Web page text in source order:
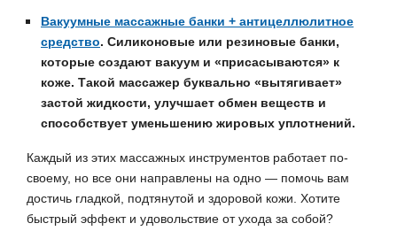
Вакуумные массажные банки + антицеллюлитное
средство. Силиконовые или резиновые банки,
которые создают вакуум и «присасываются» к
коже. Такой массажер буквально «вытягивает»
застой жидкости, улучшает обмен веществ и
способствует уменьшению жировых уплотнений.
Каждый из этих массажных инструментов работает по-
своему, но все они направлены на одно — помочь вам
достичь гладкой, подтянутой и здоровой кожи. Хотите
быстрый эффект и удовольствие от ухода за собой?